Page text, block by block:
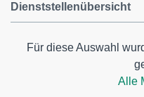
Dienststellenübersicht
Für diese Auswahl
Alle